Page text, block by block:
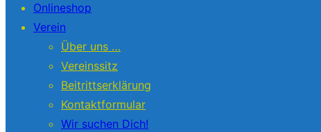
Onlineshop
Verein
Über uns …
Vereinssitz
Beitrittserklärung
Kontaktformular
Wir suchen Dich!